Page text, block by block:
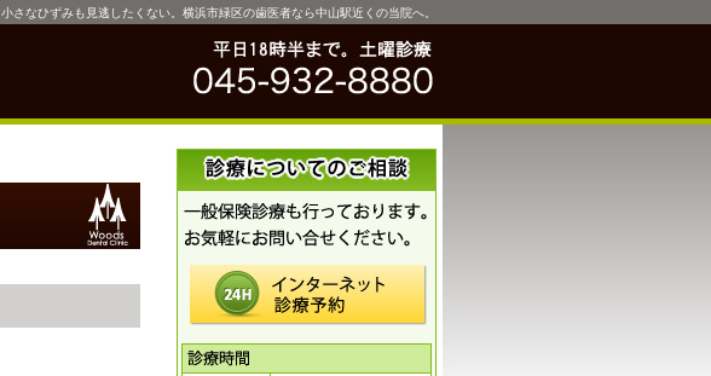
小さなひずみも見逃したくない。横浜市緑区の歯医者なら中山駅近くの当院へ。